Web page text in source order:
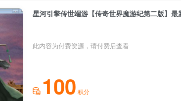
星河引擎传世端游【传奇世界魔游纪第二版】
此内容为付费资源，请付费后查看
100 积分